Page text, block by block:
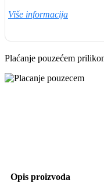
Više informacija
Plaćanje pouzećem
Opis proizvoda